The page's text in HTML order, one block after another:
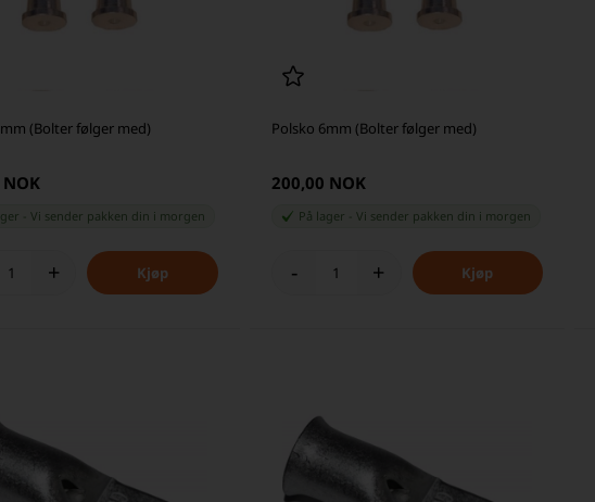
(Bolter følger med)
-Vi sender pakken din i morgen
+
Polsko 6mm (Bolter følger med)
200,00 NOK
På lager Vi sender pakken din i morgen
- +